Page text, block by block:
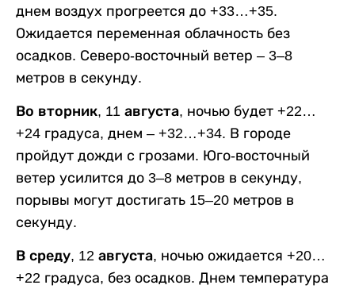
днем воздух прогреется до +33…+35.
Ожидается переменная облачность без
осадков. Северо-восточный ветер – 3–8
метров в секунду.
Во вторник, 11 августа, ночью будет +22…
+24 градуса, днем – +32…+34. В городе
пройдут дожди с грозами. Юго-восточный
ветер усилится до 3–8 метров в секунду,
порывы могут достигать 15–20 метров в
секунду.
В среду, 12 августа, ночью ожидается +20…
+22 градуса, без осадков. Днем температура